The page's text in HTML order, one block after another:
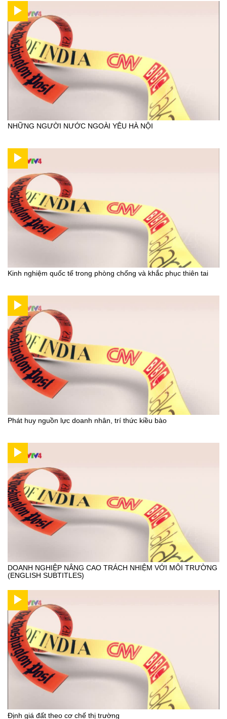
NHỮNG NGƯỜI NƯỚC NGOÀI YÊU HÀ NỘI
Kinh nghiệm quốc tế trong phòng chống và khắc phục thiên tai
Phát huy nguồn lực doanh nhân, trí thức kiều bào
DOANH NGHIỆP NÂNG CAO TRÁCH NHIỆM VỚI MÔI TRƯỜNG
(ENGLISH SUBTITLES)
Định giá đất theo cơ chế thị trường